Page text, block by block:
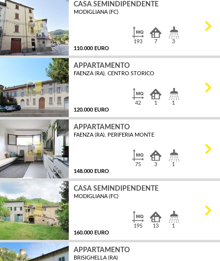
CASA SEMINDIPENDENTE
MODIGLIANA (FC)
110.000 EURO
193 7 3
APPARTAMENTO
FAENZA (RA), CENTRO STORICO
120.000 EURO
42 1 1
APPARTAMENTO
FAENZA (RA), PERIFERIA MONTE
148.000 EURO
75 3 1
CASA SEMINDIPENDENTE
MODIGLIANA (FC)
160.000 EURO
195 13 1
APPARTAMENTO
BRISIGHELLA (RA)